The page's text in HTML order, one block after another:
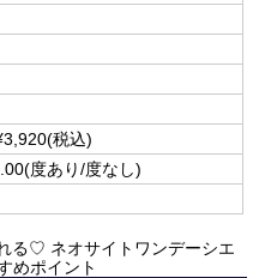
税込)
度あり/度なし)
る♡ ネオサイトワンデーシエ
めポイント